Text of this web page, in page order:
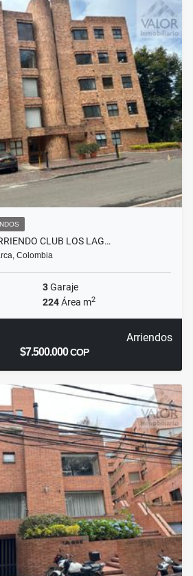
CLUB LOS LAG…
Colombia
3Garaje
224Área m2
Arriendos
$7.500.000COP